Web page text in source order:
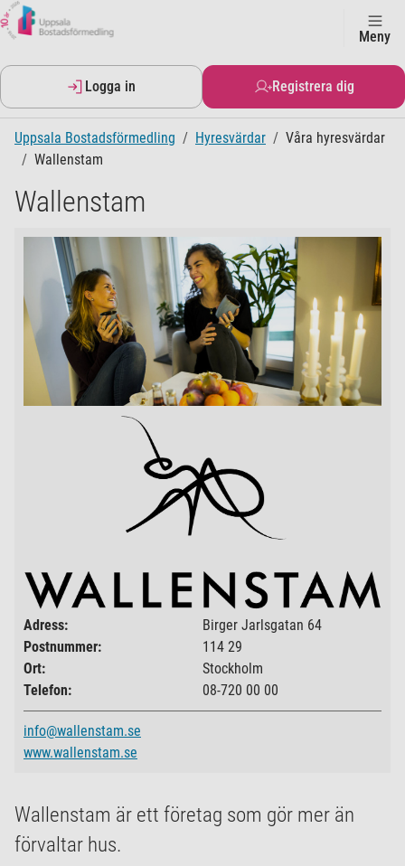
Meny
Logga in Registrera dig
Uppsala Bostadsförmedling Hyresvärdar
Våra hyresvärdar
Wallenstam
Wallenstam
Adress:
Birger Jarlsgatan 64
Postnummer:
114 29
Ort:
Stockholm
Telefon:
08-720 00 00
info@wallenstam.se
www.wallenstam.se
Wallenstam är ett företag som gör mer än
förvaltar hus.